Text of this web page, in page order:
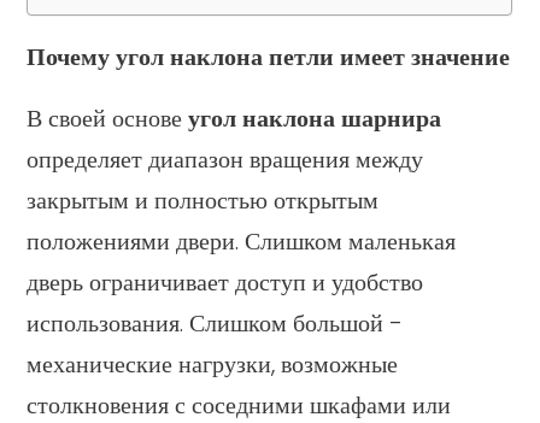
Почему угол наклона петли имеет значение
В своей основеугол наклона шарнира
определяет диапазон вращения между
закрытым и полностью открытым
положениями двери. Слишком маленькая
дверь ограничивает доступ и удобство
использования. Слишком большой -
механические нагрузки, возможные
столкновения с соседними шкафами или